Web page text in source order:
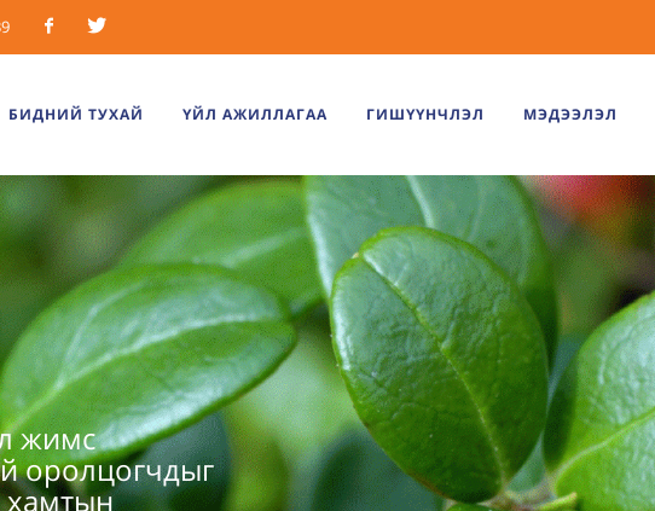
БИДНИЙ ТУХАЙ ҮЙЛ АЖИЛЛАГАА ГИШҮҮНЧЛЭЛ МЭДЭЭЛЭЛ